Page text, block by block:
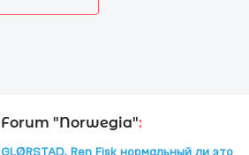
Forum "Norwegia":
GLØRSTAD, Ren Fisk нормальный ли это